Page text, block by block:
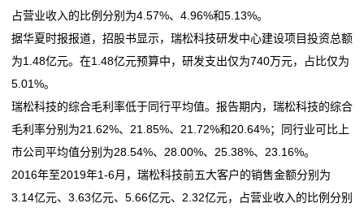
占营业收入的比例分别为4.57%、4.96%和5.13%。
据华夏时报报道，招股书显示，瑞松科技研发中心建设项目投资总额
为1.48亿元。在1.48亿元预算中，研发支出仅为740万元，占比仅为
5.01%。
瑞松科技的综合毛利率低于同行平均值。报告期内，瑞松科技的综合
毛利率分别为21.62%、21.85%、21.72%和20.64%；同行业可比上
市公司平均值分别为28.54%、28.00%、25.38%、23.16%。
2016年至2019年1-6月，瑞松科技前五大客户的销售金额分别为
3.14亿元、3.63亿元、5.66亿元、2.32亿元，占营业收入的比例分别